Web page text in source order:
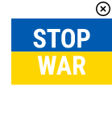
Вгору↑